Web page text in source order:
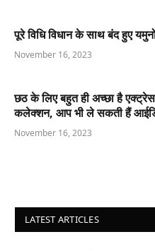
पूरे विधि विधान के साथ बंद हुए
November 16, 2023
छठ के लिए बहुत ही अच्छा है एक्ट्रेस
कलेक्शन, आप भी ले सकती हैं
November 16, 2023
LATEST ARTICLES